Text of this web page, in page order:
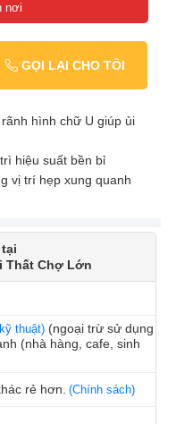
nơi
GỌI LẠI CHO TÔI
hình chữ U giúp ủi
hiệu suất bền bỉ
vị trí hẹp xung quanh
Thất Chợ Lớn
thuật)(ngoại trừ sử dụng
(nhà hàng, cafe, sinh
rẻ hơn. (Chính sách)